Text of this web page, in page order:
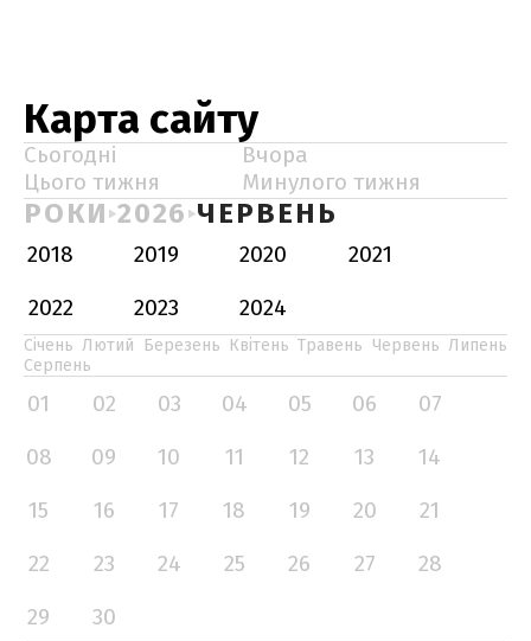
Карта сайту
Сьогодні
Вчора
Цього тижня
Минулого тижня
РОКИ 2026 ЧЕРВЕНЬ
2018 2019 2020
2021
2022
2023 2024
Січень Лютий Березень Квітень Травень Червень Липень
Серпень
01 02 03 04 05 06
07
08
09 10 11 12 13
14
15
16 17 18 19 20
21
22
23 24 25 26 27
28
29
30